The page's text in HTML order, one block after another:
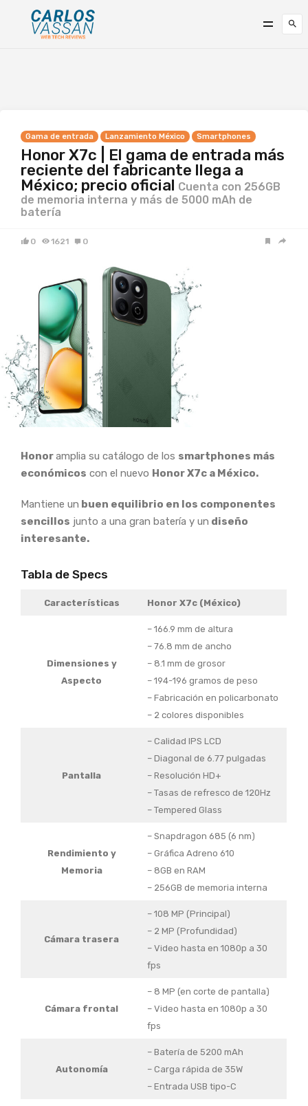
Gama de entrada Lanzamiento México Smartphones
Honor X7c | El gama de entrada más
reciente del fabricante llega a
México; precio oficial Cuenta con 256GB
de memoria interna y más de 5000 mAh de
batería
0 1621 0
Honoramplia su catálogo de los smartphones más
económicos con el nuevo Honor X7c a México.
Mantiene un buen equilibrio en los componentes
sencillos junto a una gran batería y un diseño
interesante.
Tabla de Specs
Características Honor X7c (México)
Dimensiones y
Aspecto
– 166.9 mm de altura
– 76.8 mm de ancho
– 8.1 mm de grosor
– 194-196 gramos de peso
– Fabricación en policarbonato
– 2 colores disponibles
Pantalla
– Calidad IPS LCD
– Diagonal de 6.77 pulgadas
– Resolución HD+
– Tasas de refresco de 120Hz
– Tempered Glass
Rendimiento y
Memoria
– Snapdragon 685 (6 nm)
– Gráfica Adreno 610
– 8GB en RAM
– 256GB de memoria interna
Cámara trasera
– 108 MP (Principal)
– 2 MP (Profundidad)
– Video hasta en 1080p a 30
fps
Cámara frontal
– 8 MP (en corte de pantalla)
– Video hasta en 1080p a 30
fps
Autonomía
– Batería de 5200 mAh
– Carga rápida de 35W
– Entrada USB tipo-C